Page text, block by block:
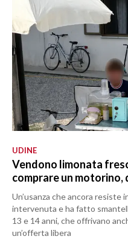
UDINE
Vendono limonata
comprare un
Un’usanza che ancora resiste
intervenuta e ha fatto
13 e 14 anni, che offrivano
un’offerta libera